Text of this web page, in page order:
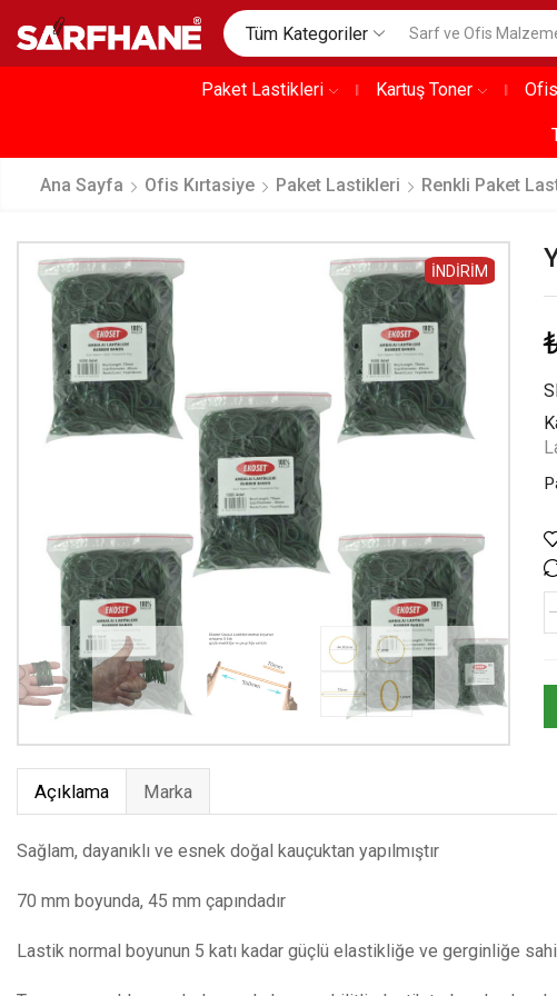
Tüm Kategoriler
Paket Lastikleri Kartuş Toner
Ana Sayfa Ofis Kırtasiye Paket Lastikleri Renkli Paket
İNDIRIM
Açıklama Marka
Sağlam, dayanıklı ve esnek doğal kauçuktan yapılmıştır
70 mm boyunda, 45 mm çapındadır
Lastik normal boyunun 5 katı kadar güçlü elastikliğe ve gerginliğe